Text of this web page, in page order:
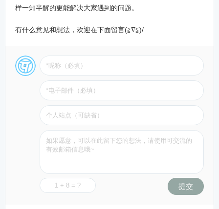
样一知半解的更能解决大家遇到的问题。
有什么意见和想法，欢迎在下面留言(≧∇≦)/
提交